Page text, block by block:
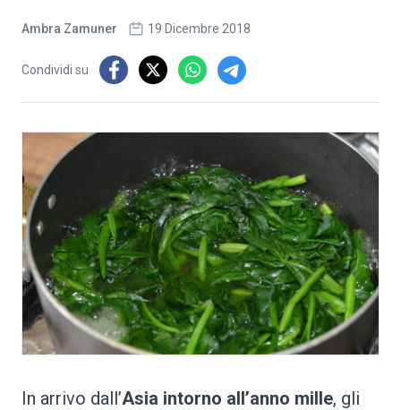
Ambra Zamuner 19 Dicembre 2018
Condividi su
In arrivo dall’Asia intorno all’anno mille, gli